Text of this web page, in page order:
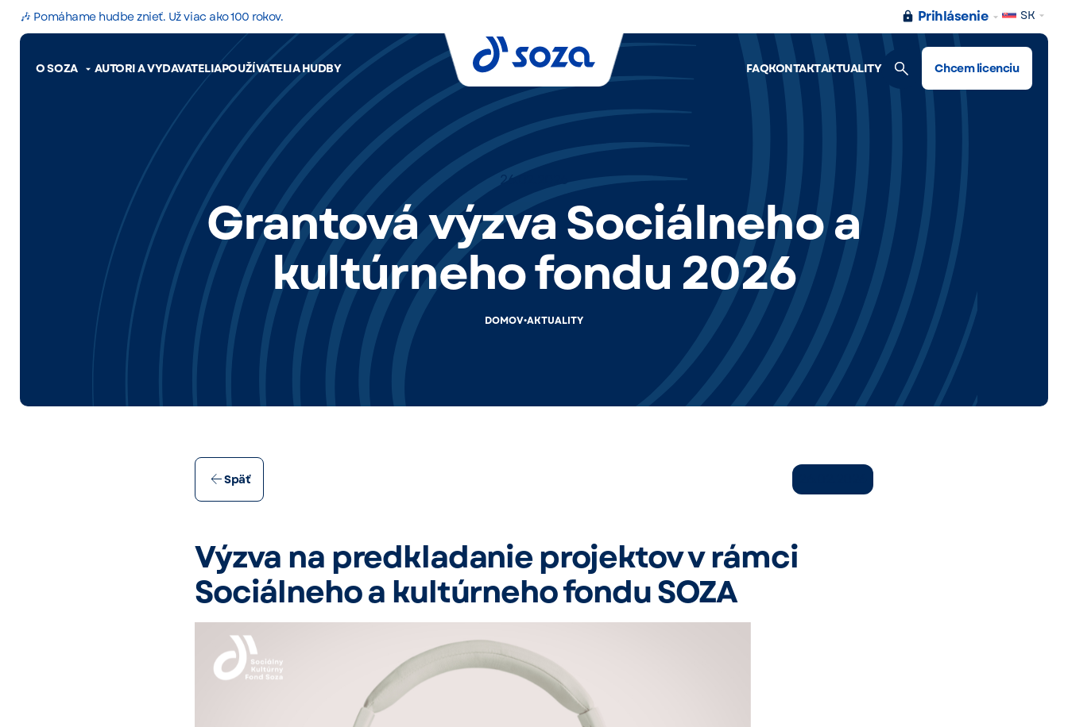
🎶 Pomáhame hudbe znieť. Už viac ako 100 rokov. Prihlásenie SK
O SOZA AUTORI A VYDAVATELIAPOUŽÍVATELIA HUDBY FAQKONTAKTAKTUALITY Chcem licenciu
26.02.2026
Grantová výzva Sociálneho a
kultúrneho fondu 2026
DOMOV•AKTUALITY
Späť
Výzva na predkladanie projektov v rámci
Sociálneho a kultúrneho fondu SOZA